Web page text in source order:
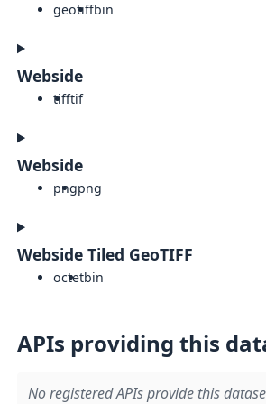
geotiffbin
Webside
tifftif
Webside
pngpng
Webside Tiled GeoTIFF
octetbin
APIs providing this
No registered APIs provide this